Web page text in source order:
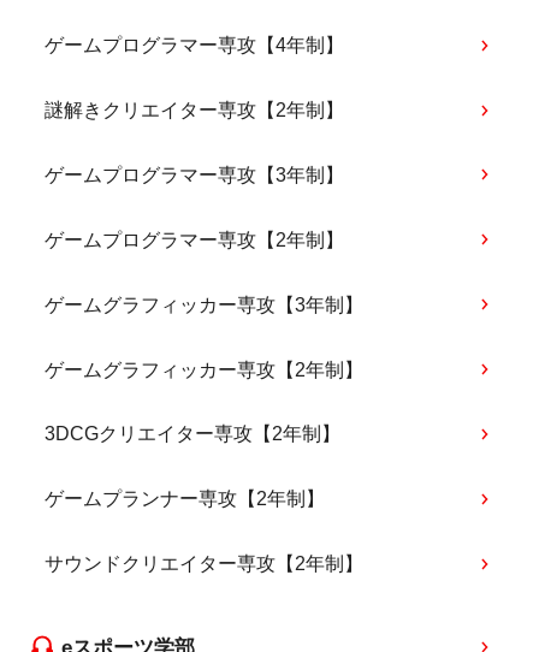
ゲームプログラマー専攻【4年制】
謎解きクリエイター専攻【2年制】
ゲームプログラマー専攻【3年制】
ゲームプログラマー専攻【2年制】
ゲームグラフィッカー専攻【3年制】
ゲームグラフィッカー専攻【2年制】
3DCGクリエイター専攻【2年制】
ゲームプランナー専攻【2年制】
サウンドクリエイター専攻【2年制】
eスポーツ学部